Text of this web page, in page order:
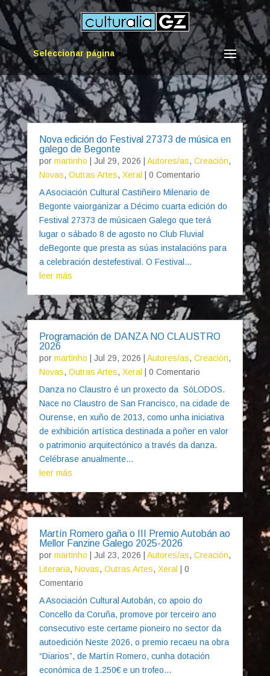
Seleccionar página
Nova edición do Festival 27373 de música en
galego de Begonte
por martinho Jul 29, 2026 Autores/as, Creación,
Novas, Outras Artes, Xeral
| 0 Comentario
A Asociación Cultural Castiñeiro Milenario de
Begonte vaiorganizar a Décimo cuarta edición do
Festival 27373 de músicaen Galego que terá
lugar o sábado 8 de agosto no Club Fluvial
deBegonte que presta as súas instalacións para
a celebración destefestival. O Festival...
leer más
Programación de DANZA NO CLAUSTRO
2026
por martinho Jul 29, 2026 Autores/as, Creación,
Novas, Outras Artes, Xeral
| 0 Comentario
Danza no Claustro é un proxecto da SóLODOS.
Nace no Claustro de San Francisco, na cidade de
Ourense, en xuño de 2013, como unha iniciativa
de exhibición artística destinada a poñer en valor
o patrimonio arquitectónico a través da danza.
Celébrase anualmente...
leer más
Martín Romero gaña o III Premio Autobán ao
Mellor Fanzine Galego 2025-2026
por martinho Jul 23, 2026 Autores/as, Creación,
Literaria, Novas, Outras Artes, Xeral
| 0
Comentario
A Asociación Cultural Autobán, co apoio do
Concello da Coruña, promove por terceiro ano
consecutivo este certame pioneiro no sector da
autoedición Neste 2026, o premio recaeu na obra
“Diarios”, de Martín Romero, cunha dotación
económica de 1.250€ e un trofeo...